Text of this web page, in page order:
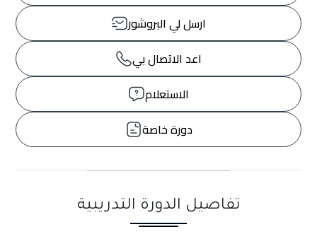
ارسل لي البروشور
اعد الاتصال بي
الاستعلام
دورة خاصة
تفاصيل الدورة التدريبية